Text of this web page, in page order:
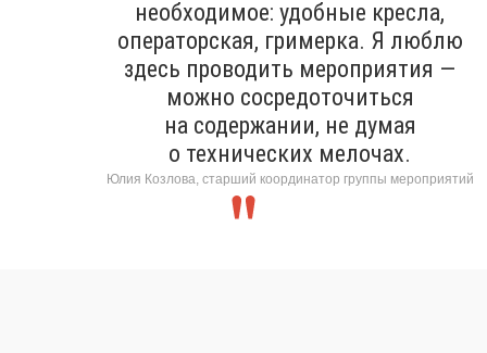
необходимое: удобные кресла,
операторская, гримерка. Я люблю
здесь проводить мероприятия —
можно сосредоточиться
на содержании, не думая
о технических мелочах.
Юлия Козлова, старший координатор группы мероприятий